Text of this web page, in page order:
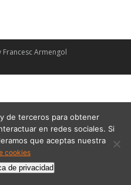
Francesc Armengol
de terceros para obtener
en redes sociales. Si
que aceptas nuestra
cookies
de privacidad